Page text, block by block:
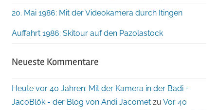
20. Mai 1986: Mit der Videokamera durch Itingen
Auffahrt 1986: Skitour auf den Pazolastock
Neueste Kommentare
Heute vor 40 Jahren: Mit der Kamera in der Badi -
JacoBlök - der Blog von Andi Jacomet zu Vor 40